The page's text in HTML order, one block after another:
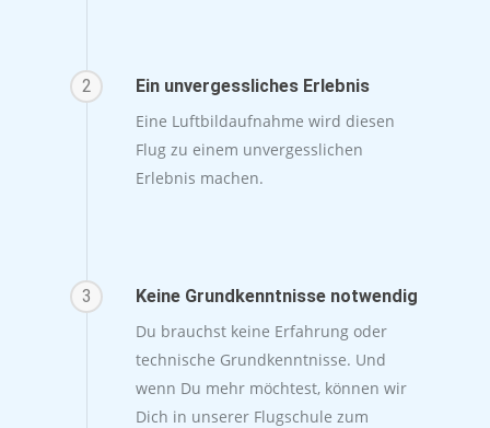
2
Ein unvergessliches Erlebnis
Eine Luftbildaufnahme wird diesen
Flug zu einem unvergesslichen
Erlebnis machen.
3
Keine Grundkenntnisse notwendig
Du brauchst keine Erfahrung oder
technische Grundkenntnisse. Und
wenn Du mehr möchtest, können wir
Dich in unserer Flugschule zum